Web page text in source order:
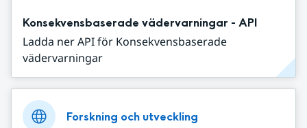
Konsekvensbaserade vädervarningar - API
Ladda ner API för Konsekvensbaserade
vädervarningar
Forskning och utveckling